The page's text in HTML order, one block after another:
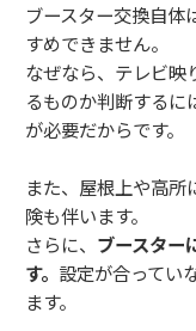
ブースター交換自体
すめできません。
なぜなら、テレビ映
るものか判断するに
が必要だからです。
また、屋根上や高
険も伴います。
さらに、 ブースター
す。 設定が合ってい
ます。